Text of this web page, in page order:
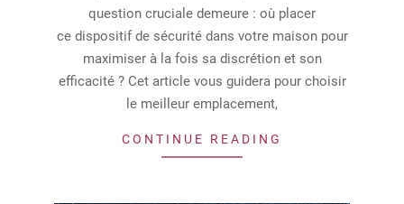
question cruciale demeure : où placer
ce dispositif de sécurité dans votre maison pour
maximiser à la fois sa discrétion et son
efficacité ? Cet article vous guidera pour choisir
le meilleur emplacement,
CONTINUE READING